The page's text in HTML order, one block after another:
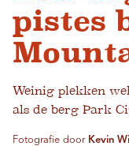
pistes
Weinig plekken
als de berg Park
Fotografie door Kevin